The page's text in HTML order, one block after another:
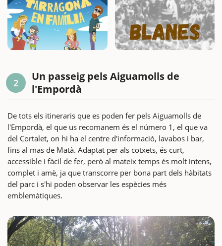
2
Un passeig pels Aiguamolls de
l'Empordà
De tots els itineraris que es poden fer pels Aiguamolls de
l'Empordà, el que us recomanem és el número 1, el que va
del Cortalet, on hi ha el centre d'informació, lavabos i bar,
fins al mas de Matà. Adaptat per als cotxets, és curt,
accessible i fàcil de fer, però al mateix temps és molt intens,
complet i amè, ja que transcorre per bona part dels hàbitats
del parc i s'hi poden observar les espècies més
emblemàtiques.